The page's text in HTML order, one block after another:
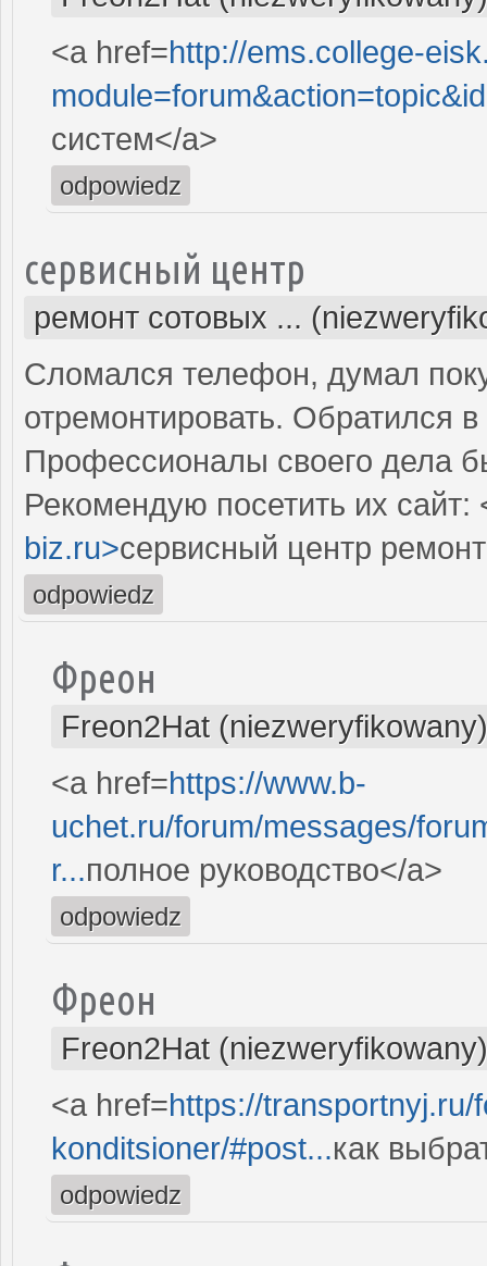
<a href=http://ems.college-
систем</a>
odpowiedz
сервисный центр
ремонт сотовых ...
Сломался телефон, думал
отремонтировать. Обратился
Профессионалы своего дела
Рекомендую посетить их сайт:
biz.ru>сервисный центр
odpowiedz
Фреон
Freon2Hat (niezweryfikowany)
<a href=https://www.b-
uchet.ru/forum/messages/
r...полное руководство</a>
odpowiedz
Фреон
Freon2Hat (niezweryfikowany)
<a href=https://
konditsioner/#post...как
odpowiedz